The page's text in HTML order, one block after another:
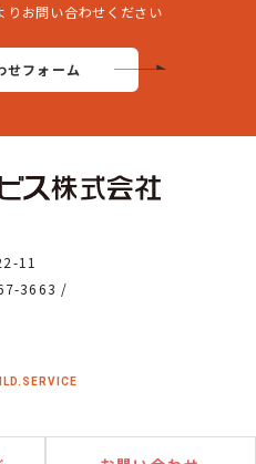
りお問い合わせください
せフォーム
11
3663 /